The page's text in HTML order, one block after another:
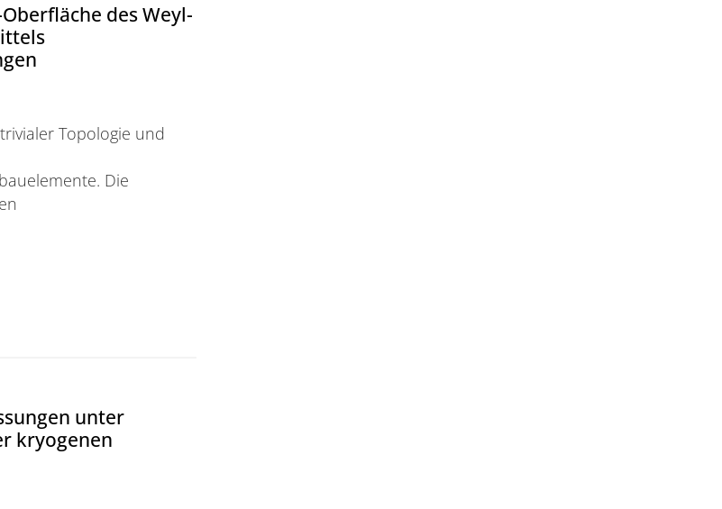
des Weyl-
Topologie und
Die
des Weyl-Semimetalls t-PtBi2 mittels Transportuntersuchungen
unter
kryogenen